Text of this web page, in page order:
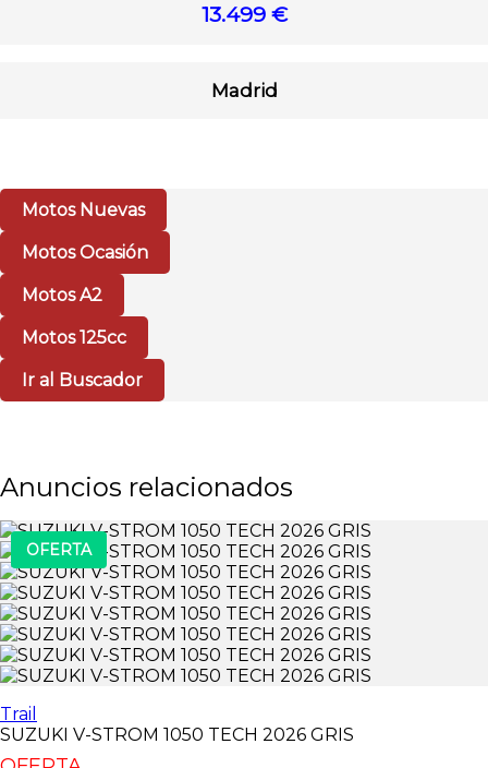
13.499 €
Madrid
Motos Nuevas
Motos Ocasión
Motos A2
Motos 125cc
Ir al Buscador
Anuncios relacionados
OFERTA
Trail
SUZUKI V-STROM 1050 TECH 2026 GRIS